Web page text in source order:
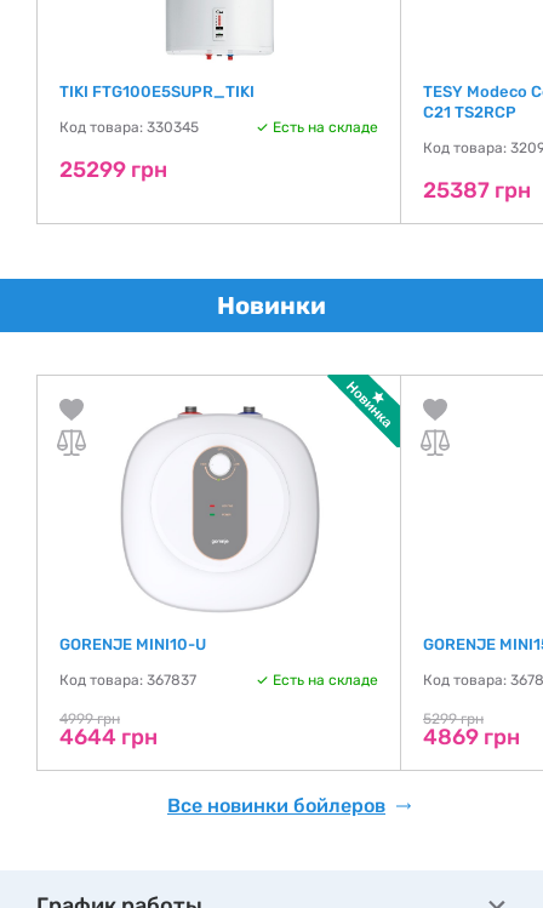
TIKI FTG100E5SUPR_TIKI
Код товара: 330345 Есть на складе
25299 грн
TESY Modeco
C21 TS2RCP
Код товара:
25387 грн
Новинки
GORENJE MINI10-U
Код товара: 367837 Есть на складе
4999 грн
4644 грн
GORENJE
Код товара:
5299 грн
4869 грн
Все новинки бойлеров